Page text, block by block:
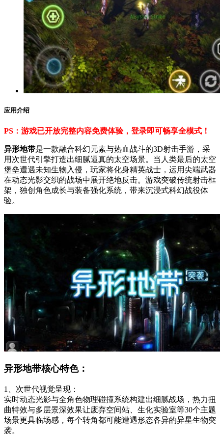
应用介绍
PS：游戏已开放完整内容免费体验，登录即可畅享全模式！
异形地带是一款融合科幻元素与热血战斗的3D射击手游，采
用次世代引擎打造出细腻逼真的太空场景。当人类最后的太空
堡垒遭遇未知生物入侵，玩家将化身精英战士，运用尖端武器
在动态光影交织的战场中展开绝地反击。游戏突破传统射击框
架，独创角色成长与装备强化系统，带来沉浸式科幻战役体
验。
异形地带核心特色：
1、次世代视觉呈现：
实时动态光影与全角色物理碰撞系统构建出细腻战场，热力扭
曲特效与多层景深效果让废弃空间站、生化实验室等30个主题
场景更具临场感，每个转角都可能遭遇形态各异的异星生物突
袭。